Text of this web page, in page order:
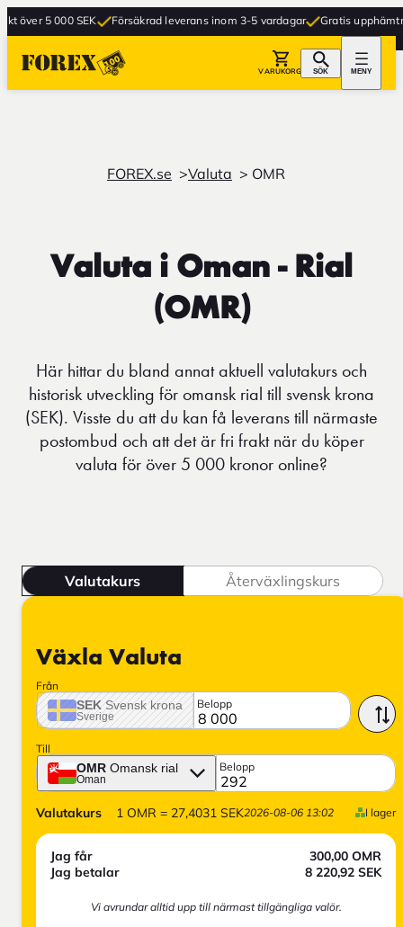
5 000 SEK Försäkrad leverans inom 3-5 vardagar Gratis upphämtning
VARUKORG SÖK MENY
FOREX.se Valuta OMR
Valuta i Oman - Rial
(OMR)
Här hittar du bland annat aktuell valutakurs och
historisk utveckling för omansk rial till svensk krona
(SEK). Visste du att du kan få leverans till närmaste
postombud och att det är fri frakt när du köper
valuta för över 5 000 kronor online?
Valutakurs Återväxlingskurs
Växla Valuta
Från
SEK Svensk krona
Sverige
Belopp
Till
OMR Omansk rial
Oman
Belopp
Valutakurs 1 OMR = 27,4031 SEK2026-08-06 13:02 I lager
Jag får 300,00 OMR
Jag betalar
8 220,92 SEK
Vi avrundar alltid upp till närmast tillgängliga valör.